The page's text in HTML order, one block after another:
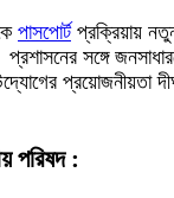
পাসপোর্টপ্রক্রিয়ায়
প্রশাসনের সঙ্গে
প্রয়োজনীয়তা
পরিষদ :